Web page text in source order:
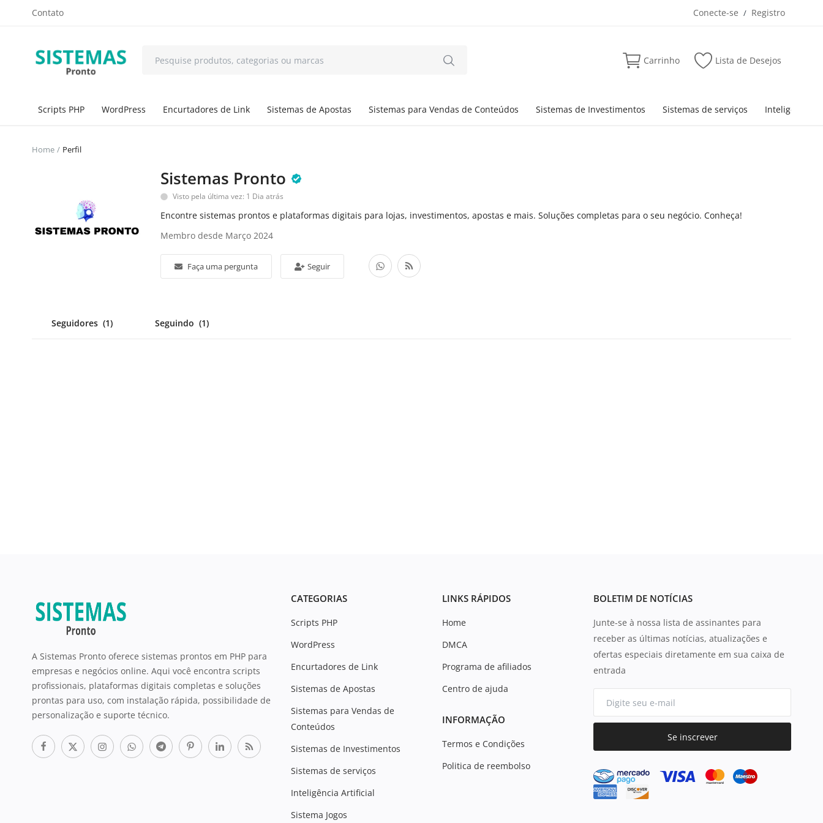
Contato Conecte-se / Registro
Carrinho Lista de Desejos
Scripts PHP WordPress Encurtadores de Link Sistemas de Apostas Sistemas para Vendas de Conteúdos Sistemas de Investimentos Sistemas de serviços Inteligência
Home Perfil
Sistemas Pronto
Visto pela última vez: 1 Dia atrás
Encontre sistemas prontos e plataformas digitais para lojas, investimentos, apostas e mais. Soluções completas para o seu negócio. Conheça!
Membro desde Março 2024
Faça uma pergunta Seguir
Seguidores (1) Seguindo (1)
A Sistemas Pronto oferece sistemas prontos em PHP para
empresas e negócios online. Aqui você encontra scripts
profissionais, plataformas digitais completas e soluções
prontas para uso, com instalação rápida, possibilidade de
personalização e suporte técnico.
CATEGORIAS
Scripts PHP
WordPress
Encurtadores de Link
Sistemas de Apostas
Sistemas para Vendas de
Conteúdos
Sistemas de Investimentos
Sistemas de serviços
Inteligência Artificial
Sistema Jogos
LINKS RÁPIDOS
Home
DMCA
Programa de afiliados
Centro de ajuda
INFORMAÇÃO
Termos e Condições
Politica de reembolso
BOLETIM DE NOTÍCIAS
Junte-se à nossa lista de assinantes para
receber as últimas notícias, atualizações e
ofertas especiais diretamente em sua caixa de
entrada
Se inscrever